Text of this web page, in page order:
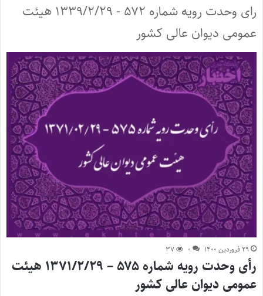
رای وحدت رویه شماره ۵۷۲ - ۱۳۳۹/۲/۲۹ هیئت
عمومی دیوان عالی کشور
۲۹ فروردین ۱۴۰۰ ۰ ۳۷
رأی وحدت رویه شماره ۵۷۵ – ۱۳۷۱/۲/۲۹ هیئت
عمومی دیوان عالی کشور